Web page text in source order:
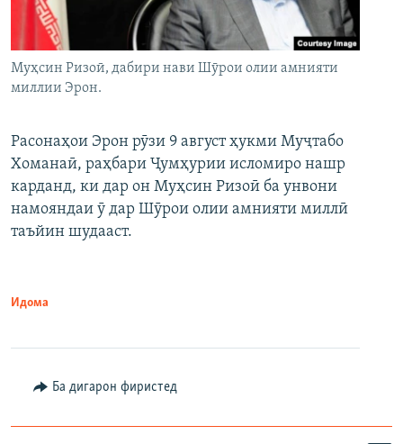
Муҳсин Ризоӣ, дабири нави Шӯрои олии амнияти
миллии Эрон.
Расонаҳои Эрон рӯзи 9 август ҳукми Муҷтабо
Хоманаӣ, раҳбари Ҷумҳурии исломиро нашр
карданд, ки дар он Муҳсин Ризоӣ ба унвони
намояндаи ӯ дар Шӯрои олии амнияти миллӣ
таъйин шудааст.
Идома
Ба дигарон фиристед